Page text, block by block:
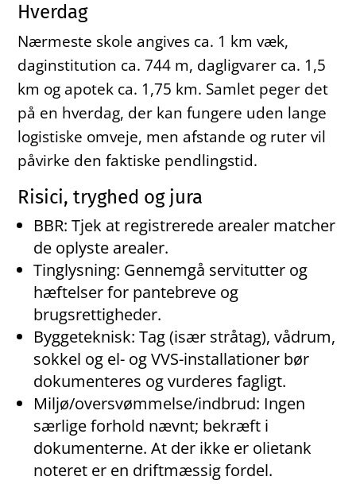
Hverdag
Nærmeste skole angives ca. 1 km væk,
daginstitution ca. 744 m, dagligvarer ca. 1,5
km og apotek ca. 1,75 km. Samlet peger det
på en hverdag, der kan fungere uden lange
logistiske omveje, men afstande og ruter vil
påvirke den faktiske pendlingstid.
Risici, tryghed og jura
BBR: Tjek at registrerede arealer matcher
de oplyste arealer.
Tinglysning: Gennemgå servitutter og
hæftelser for pantebreve og
brugsrettigheder.
Byggeteknisk: Tag (især stråtag), vådrum,
sokkel og el- og VVS-installationer bør
dokumenteres og vurderes fagligt.
Miljø/oversvømmelse/indbrud: Ingen
særlige forhold nævnt; bekræft i
dokumenterne. At der ikke er olietank
noteret er en driftmæssig fordel.